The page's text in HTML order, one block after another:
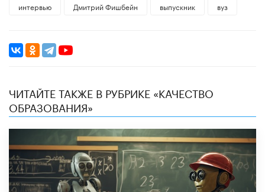
интервью
Дмитрий Фишбейн выпускник вуз
ЧИТАЙТЕ ТАКЖЕ В РУБРИКЕ «КАЧЕСТВО
ОБРАЗОВАНИЯ»